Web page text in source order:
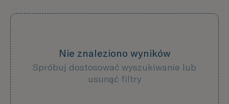
Nie znaleziono wyników
Spróbuj dostosować wyszukiwanie lub
usunąć filtry